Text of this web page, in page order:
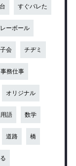
すぐバレた
ーボール
会 チヂミ
事務仕事
オリジナル
語 数学
道路 橋